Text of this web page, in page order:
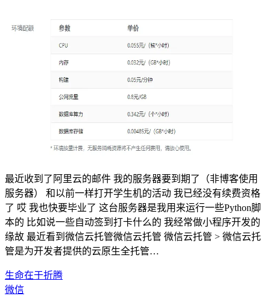
最近收到了阿里云的邮件 我的服务器要到期了（非博客使用
服务器） 和以前一样打开学生机的活动 我已经没有续费资格
了 哎 我也快要毕业了 这台服务器是我用来运行一些Python脚
本的 比如说一些自动签到打卡什么的 我经常做小程序开发的
缘故 最近看到微信云托管微信云托管 微信云托管 > 微信云托
管是为开发者提供的云原生全托管…
生命在于折腾
微信